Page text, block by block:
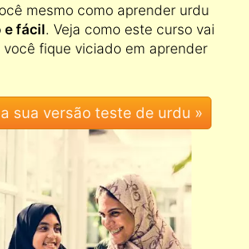
mesmo como aprender urdu
fácil. Veja como este curso vai
fique viciado em aprender